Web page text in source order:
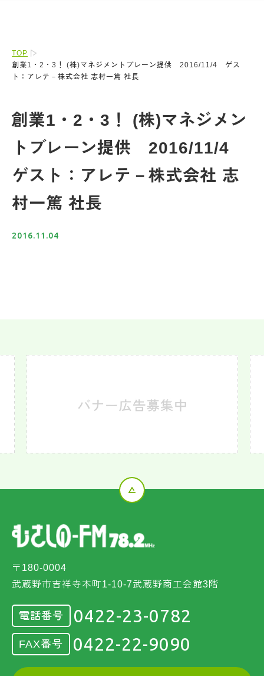
TOP
創業1・2・3！ (株)マネジメントブレーン提供 2016/11/4 ゲス
ト：アレテ－株式会社 志村一篤 社長
創業1・2・3！ (株)マネジメン
トブレーン提供 2016/11/4
ゲスト：アレテ－株式会社 志
村一篤 社長
2016.11.04
〒180-0004
武蔵野市吉祥寺本町1-10-7武蔵野商工会館3階
電話番号 0422-23-0782
FAX番号 0422-22-9090